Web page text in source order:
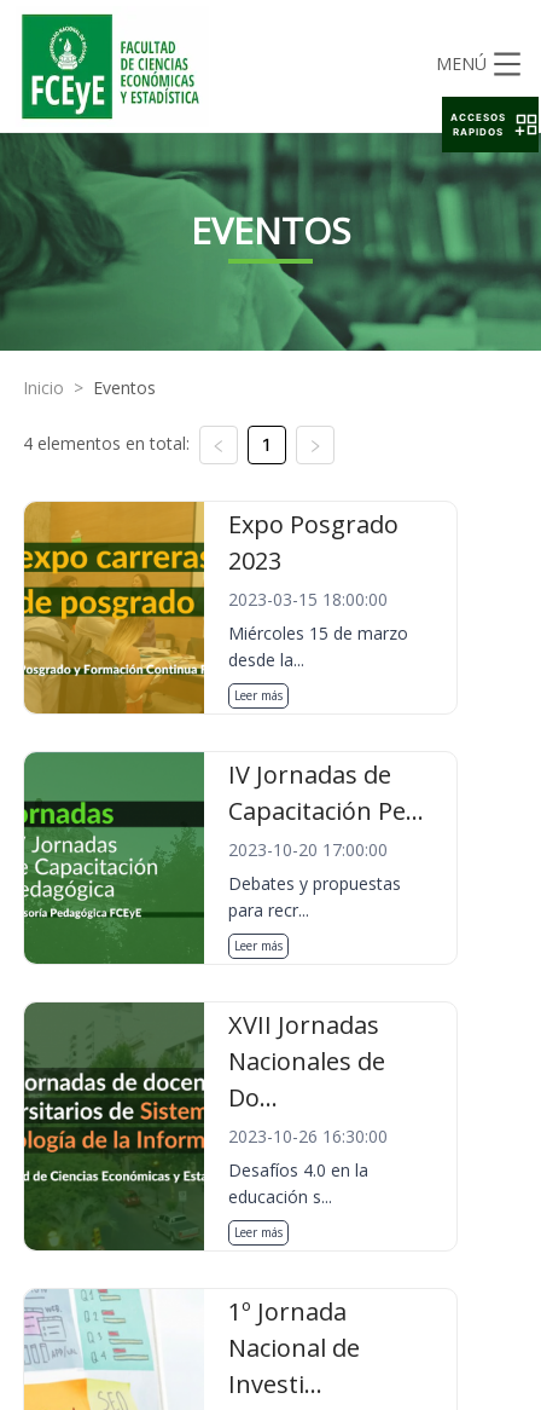
MENÚ
EVENTOS
Inicio > Eventos
4 elementos en total: 1
Expo Posgrado
2023
2023-03-15 18:00:00
Miércoles 15 de marzo
desde la...
Leer más
IV Jornadas de
Capacitación Pe...
2023-10-20 17:00:00
Debates y propuestas
para recr...
Leer más
XVII Jornadas
Nacionales de
Do...
2023-10-26 16:30:00
Desafíos 4.0 en la
educación s...
Leer más
1º Jornada
Nacional de
Investi...
ACCESOS
RAPIDOS